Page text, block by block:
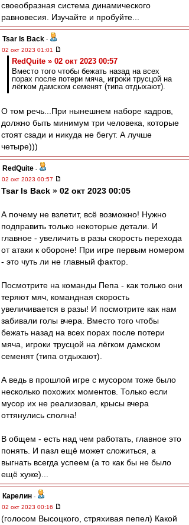
своеобразная система динамического
равновесия. Изучайте и пробуйте...
Tsar Is Back -
02 окт 2023 01:01
RedQuite » 02 окт 2023 00:57
Вместо того чтобы бежать назад на всех
порах после потери мяча, игроки трусцой на
лёгком дамском семенят (типа отдыхают).
О том речь...При нынешнем наборе кадров,
должно быть минимум три человека, которые
стоят сзади и никуда не бегут. А лучше
четыре)))
RedQuite -
02 окт 2023 00:57
Tsar Is Back » 02 окт 2023 00:05
А почему не взлетит, всё возможно! Нужно
подправить только некоторые детали. И
главное - увеличить в разы скорость перехода
от атаки к обороне! При игре первым номером
- это чуть ли не главный фактор.
Посмотрите на команды Пепа - как только они
теряют мяч, командная скорость
увеличивается в разы! И посмотрите как нам
забивали голы вчера. Вместо того чтобы
бежать назад на всех порах после потери
мяча, игроки трусцой на лёгком дамском
семенят (типа отдыхают).
А ведь в прошлой игре с мусором тоже было
несколько похожих моментов. Только если
мусор их не реализовал, крысы вчера
оттянулись сполна!
В общем - есть над чем работать, главное это
понять. И пазл ещё может сложиться, а
выгнать всегда успеем (а то как бы не было
ещё хуже)...
Карелин -
02 окт 2023 00:16
(голосом Высоцкого, стряхивая пепел) Какой